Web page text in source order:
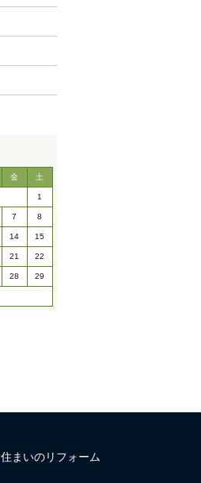
金 土
1
7 8
14 15
21 22
28 29
住まいのリフォーム